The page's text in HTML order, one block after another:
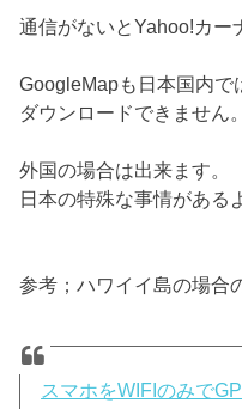
通信がないとYahoo!カー
GoogleMapも日本国内で
ダウンロードできません。
外国の場合は出来ます。
日本の特殊な事情がある
参考；ハワイイ島の場合
スマホをWIFIのみで